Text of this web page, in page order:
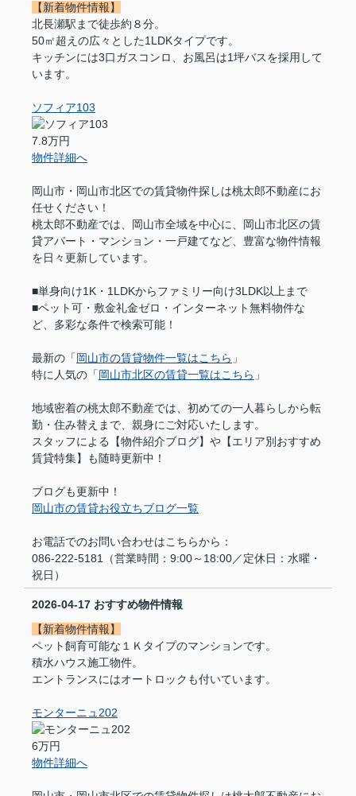
【新着物件情報】
北長瀬駅まで徒歩約８分。
50㎡超えの広々とした1LDKタイプです。
キッチンには3口ガスコンロ、お風呂は1坪バスを採用して
います。
ソフィア103
7.8万円
物件詳細へ
岡山市・岡山市北区での賃貸物件探しは桃太郎不動産にお
任せください！
桃太郎不動産では、岡山市全域を中心に、岡山市北区の賃
貸アパート・マンション・一戸建てなど、豊富な物件情報
を日々更新しています。
■単身向け1K・1LDKからファミリー向け3LDK以上まで
■ペット可・敷金礼金ゼロ・インターネット無料物件な
ど、多彩な条件で検索可能！
最新の「 岡山市の賃貸物件一覧はこちら 」
特に人気の「 岡山市北区の賃貸一覧はこちら 」
地域密着の桃太郎不動産では、初めての一人暮らしから転
勤・住み替えまで、親身にご対応いたします。
スタッフによる【物件紹介ブログ】や【エリア別おすすめ
賃貸特集】も随時更新中！
ブログも更新中！
岡山市の賃貸お役立ちブログ一覧
お電話でのお問い合わせはこちらから：
086-222-5181（営業時間：9:00～18:00／定休日：水曜・
祝日）
2026-04-17 おすすめ物件情報
【新着物件情報】
ペット飼育可能な１Ｋタイプのマンションです。
積水ハウス施工物件。
エントランスにはオートロックも付いています。
モンターニュ202
6万円
物件詳細へ